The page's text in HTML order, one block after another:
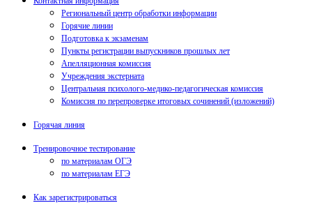
Региональный центр обработки информации
Горячие линии
Подготовка к экзаменам
Пункты регистрации выпускников прошлых лет
Апелляционная комиссия
Учреждения экстерната
Центральная психолого-медико-педагогическая комиссия
Комиссия по перепроверке итоговых сочинений (изложений)
Горячая линия
Тренировочное тестирование
по материалам ОГЭ
по материалам ЕГЭ
Как зарегистрироваться